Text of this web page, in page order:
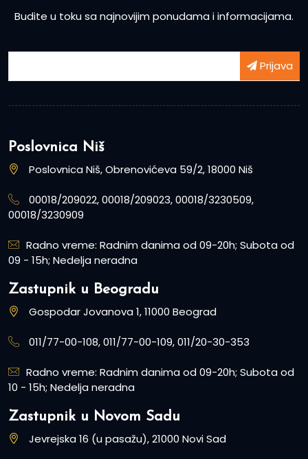
Budite u toku sa najnovijim ponudama i informacijama.
Prijava
Poslovnica Niš
Poslovnica Niš, Obrenovićeva 59/2, 18000 Niš
00018/209022, 00018/209023, 00018/3230509,
00018/3230909
Radno vreme: Radnim danima od 09-20h; Subota od
09 - 15h; Nedelja neradna
Zastupnik u Beogradu
Gospodar Jovanova 1, 11000 Beograd
011/77-00-108, 011/77-00-109, 011/20-30-353
Radno vreme: Radnim danima od 09-20h; Subota od
10 - 15h; Nedelja neradna
Zastupnik u Novom Sadu
Jevrejska 16 (u pasažu), 21000 Novi Sad